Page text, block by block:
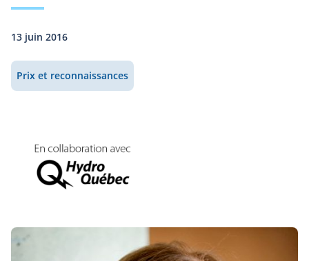
13 juin 2016
Prix et reconnaissances